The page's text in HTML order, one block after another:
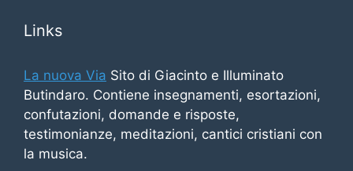
Links
La nuova Via Sito di Giacinto e Illuminato
Butindaro. Contiene insegnamenti, esortazioni,
confutazioni, domande e risposte,
testimonianze, meditazioni, cantici cristiani con
la musica.